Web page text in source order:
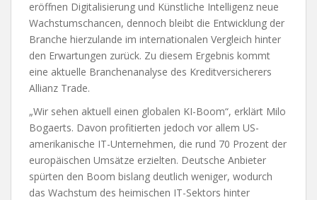
eröffnen Digitalisierung und Künstliche Intelligenz neue
Wachstumschancen, dennoch bleibt die Entwicklung der
Branche hierzulande im internationalen Vergleich hinter
den Erwartungen zurück. Zu diesem Ergebnis kommt
eine aktuelle Branchenanalyse des Kreditversicherers
Allianz Trade.
„Wir sehen aktuell einen globalen KI-Boom“, erklärt Milo
Bogaerts. Davon profitierten jedoch vor allem US-
amerikanische IT-Unternehmen, die rund 70 Prozent der
europäischen Umsätze erzielten. Deutsche Anbieter
spürten den Boom bislang deutlich weniger, wodurch
das Wachstum des heimischen IT-Sektors hinter